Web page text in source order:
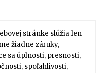
stránke slúžia len
žiadne záruky,
sa úplnosti, presnosti,
spoľahlivosti,